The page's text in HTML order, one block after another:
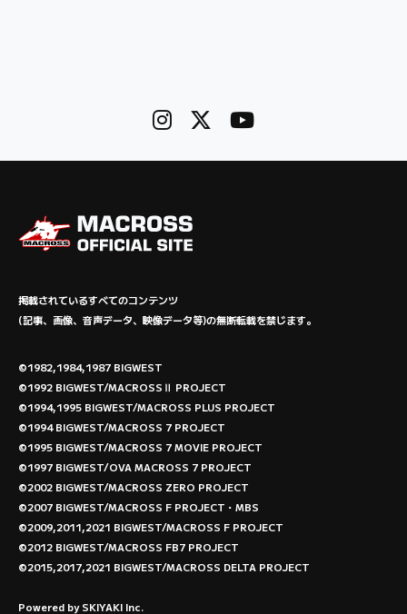
掲載されているすべてのコンテンツ
(記事、画像、音声データ、映像データ等)の無断転載を禁じます。
©1982,1984,1987 BIGWEST
©1992 BIGWEST/MACROSSⅡ PROJECT
©1994,1995 BIGWEST/MACROSS PLUS PROJECT
©1994 BIGWEST/MACROSS 7 PROJECT
©1995 BIGWEST/MACROSS 7 MOVIE PROJECT
©1997 BIGWEST/OVA MACROSS 7 PROJECT
©2002 BIGWEST/MACROSS ZERO PROJECT
©2007 BIGWEST/MACROSS F PROJECT・MBS
©2009,2011,2021 BIGWEST/MACROSS F PROJECT
©2012 BIGWEST/MACROSS FB7 PROJECT
©2015,2017,2021 BIGWEST/MACROSS DELTA PROJECT
Powered bySKIYAKI Inc.